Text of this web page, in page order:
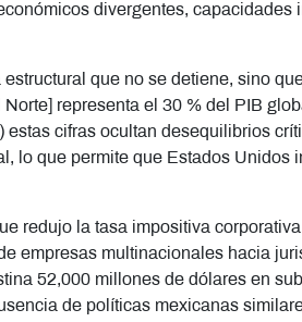
divergentes,
que no se detiene, sino
representa el 30 % del PIB
cifras ocultan desequilibrios
lo que permite que Estados
redujo la tasa impositiva
empresas multinacionales hacia
52,000 millones de dólares en
de políticas mexicanas